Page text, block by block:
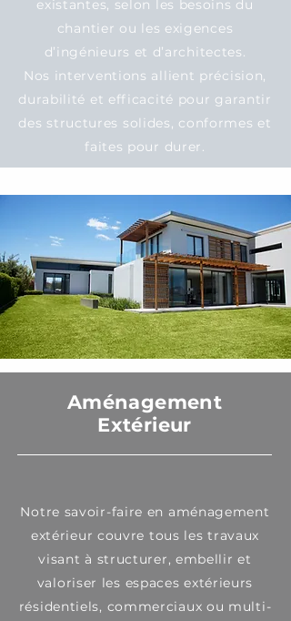
existantes, selon les besoins du
chantier ou les exigences
d’ingénieurs et d’architectes.
Nos interventions allient précision,
durabilité et efficacité pour garantir
des structures solides, conformes et
faites pour durer.
Aménagement
Extérieur
Notre savoir-faire en aménagement
extérieur couvre tous les travaux
visant à structurer, embellir et
valoriser les espaces extérieurs
résidentiels, commerciaux ou multi-